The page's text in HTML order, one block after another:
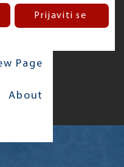
Prijaviti se
Page
About